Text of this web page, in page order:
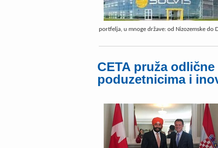
portfelja, u mnoge države: od Nizozemske do
CETA pruža
poduzetnicima i